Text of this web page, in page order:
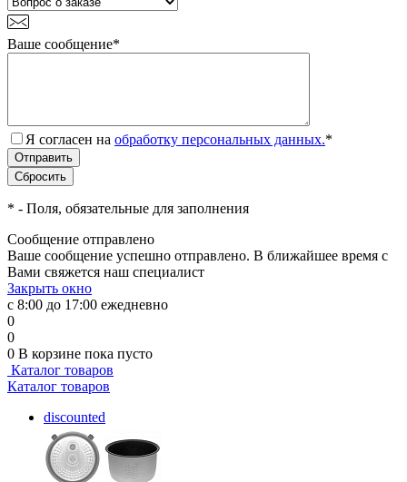
Ваше сообщение*
Я согласен на обработку персональных данных.*
* - Поля, обязательные для заполнения
Сообщение отправлено
Ваше сообщение успешно отправлено. В ближайшее время с
Вами свяжется наш специалист
Закрыть окно
с 8:00 до 17:00 ежедневно
0
0
0 В корзине пока пусто
Каталог товаров
Каталог товаров
discounted